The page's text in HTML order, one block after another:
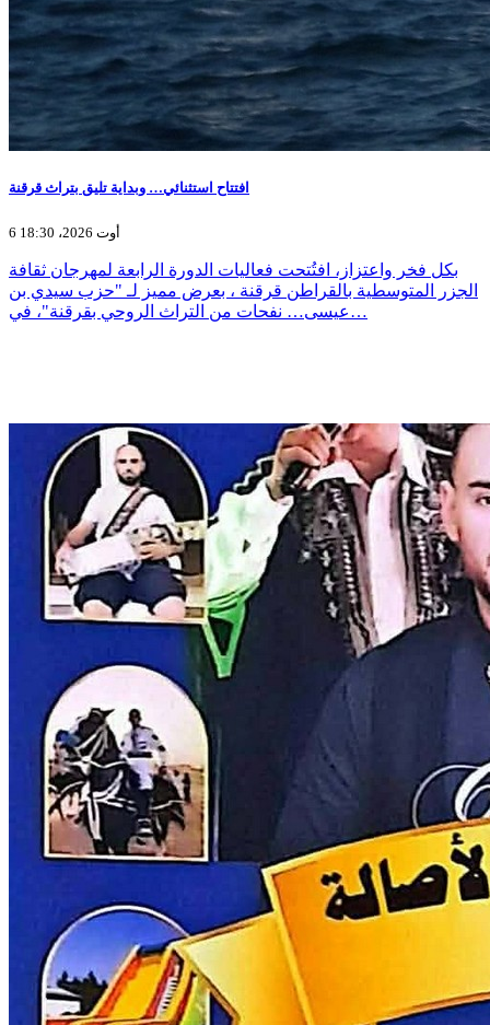
افتتاح استثنائي… وبداية تليق بتراث قرقنة
6 أوت 2026، 18:30
بكل فخر واعتزاز، افتُتحت فعاليات الدورة الرابعة لمهرجان ثقافة
الجزر المتوسطية بالقراطن قرقنة ، بعرض مميز لـ "حزب سيدي بن
عيسى… نفحات من التراث الروحي بقرقنة"، في…